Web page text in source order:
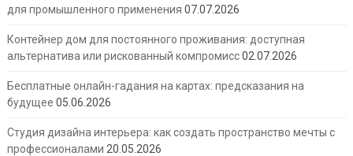
для промышленного применения 07.07.2026
Контейнер дом для постоянного проживания: доступная
альтернатива или рискованный компромисс02.07.2026
Бесплатные онлайн-гадания на картах: предсказания на
будущее 05.06.2026
Студия дизайна интерьера: как создать пространство мечты с
профессионалами 20.05.2026